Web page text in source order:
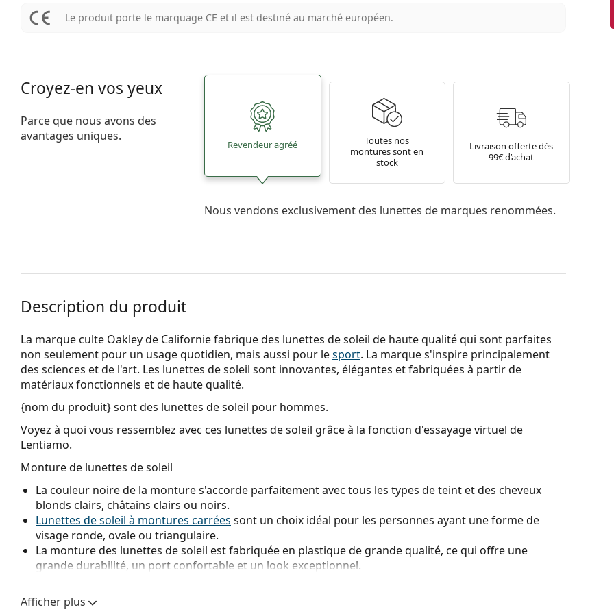
Le produit porte le marquage CE et il est destiné au marché européen.
Croyez-en vos yeux
Parce que nous avons des
avantages uniques.
Revendeur agréé
Toutes nos
montures sont en
stock
Livraison offerte dès
99€ d’achat
Nous vendons exclusivement des lunettes de marques renommées.
Description du produit
La marque culte Oakley de Californie fabrique des lunettes de soleil de haute qualité qui sont parfaites
non seulement pour un usage quotidien, mais aussi pour lesport. La marque s'inspire principalement
des sciences et de l'art. Les lunettes de soleil sont innovantes, élégantes et fabriquées à partir de
matériaux fonctionnels et de haute qualité.
{nom du produit}sont des lunettes de soleil pour hommes.
Voyez à quoi vous ressemblez avec ces lunettes de soleil grâce à la fonction d'essayage virtuel de
Lentiamo.
Monture de lunettes de soleil
La couleur noire de la monture s'accorde parfaitement avec tous les types de teint et des cheveux
blonds clairs, châtains clairs ou noirs.
Lunettes de soleil à montures carrées sont un choix idéal pour les personnes ayant une forme de
visage ronde, ovale ou triangulaire.
La monture des lunettes de soleil est fabriquée en plastique de grande qualité, ce qui offre une
grande durabilité, un port confortable et un look exceptionnel.
Verre de lunettes de soleil
Les verres noirs réduisent l'intensité de la lumière sans affecter le contraste ni déformer les couleurs.
Afficher plus